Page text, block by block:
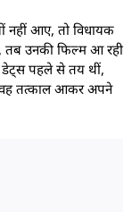
नहीं आए, तो विधायक
तब उनकी फिल्म आ रही
डेट्स पहले से तय थीं,
वह तत्काल आकर अपने